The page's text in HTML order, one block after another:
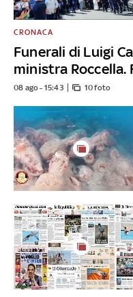
Funerali di Luigi
ministra Roccella.
CRONACA
08 ago - 15:43 10 foto